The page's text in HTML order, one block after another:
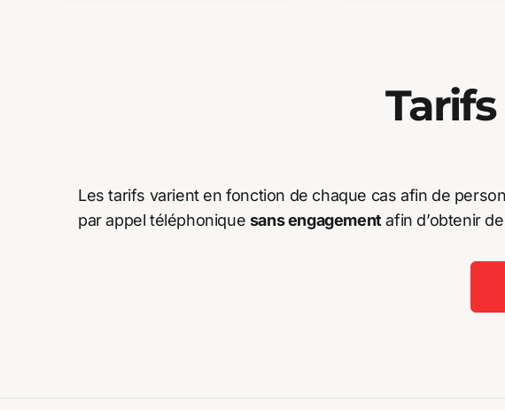
Les tarifs varient en fonction de chaque cas afin de
par appel téléphonique sans engagement afin d’obtenir